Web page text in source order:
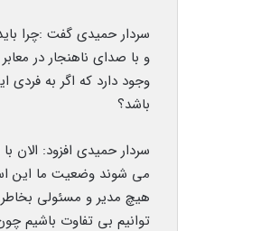
سردار حمیدی گفت :چرا
و با صدای ناهنجار در
وجود دارد که اگر به
باشد؟
سردار حمیدی افزود: الان
می شوند وضعیت ما این
هیچ مدیر و مسئولی
توانیم بی تفاوت باشیم